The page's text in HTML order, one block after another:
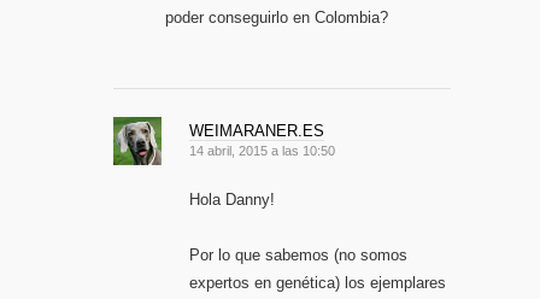
poder conseguirlo en Colombia?
WEIMARANER.ES
14 abril, 2015 a las 10:50
Hola Danny!
Por lo que sabemos (no somos
expertos en genética) los ejemplares